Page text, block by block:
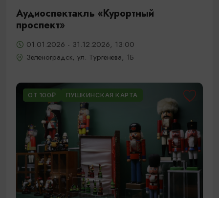
Аудиоспектакль «Курортный
проспект»
01.01.2026 - 31.12.2026, 13:00
Зеленоградск, ул. Тургенева, 1Б
ОТ 100₽ ПУШКИНСКАЯ КАРТА